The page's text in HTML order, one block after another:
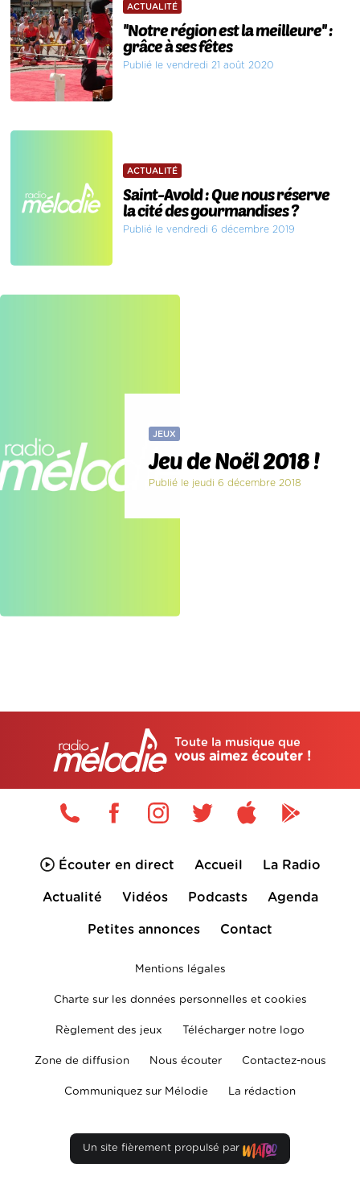
ACTUALITÉ
''Notre région est la meilleure'' :
grâce à ses fêtes
Publié le vendredi 21 août 2020
ACTUALITÉ
Saint-Avold : Que nous réserve
la cité des gourmandises ?
Publié le vendredi 6 décembre 2019
JEUX
Jeu de Noël 2018 !
Publié le jeudi 6 décembre 2018
Toute la musique que
vous aimez écouter !
Écouter en direct Accueil La Radio
Actualité Vidéos Podcasts Agenda
Petites annonces Contact
Mentions légales
Charte sur les données personnelles et cookies
Règlement des jeux Télécharger notre logo
Zone de diffusion Nous écouter Contactez-nous
Communiquez sur Mélodie La rédaction
Un site fièrement propulsé par